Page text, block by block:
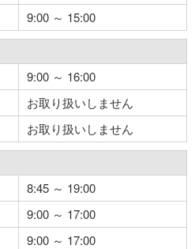
9:00 ～ 15:00
9:00 ～ 16:00
お取り扱いしません
お取り扱いしません
8:45 ～ 19:00
9:00 ～ 17:00
9:00 ～ 17:00